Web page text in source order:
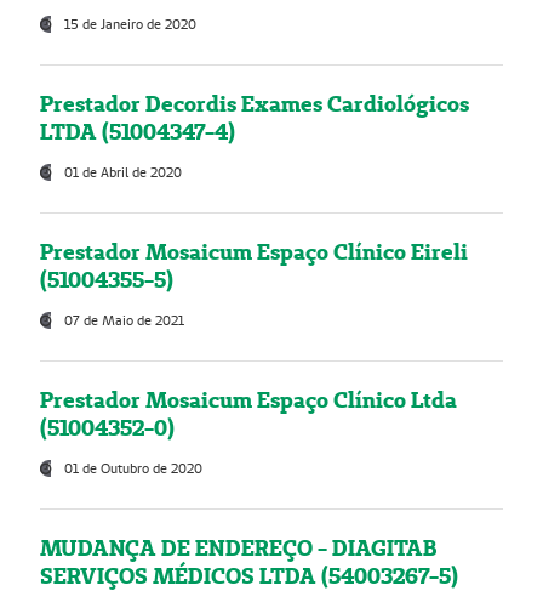
15 de Janeiro de 2020
Prestador Decordis Exames Cardiológicos
LTDA (51004347-4)
01 de Abril de 2020
Prestador Mosaicum Espaço Clínico Eireli
(51004355-5)
07 de Maio de 2021
Prestador Mosaicum Espaço Clínico Ltda
(51004352-0)
01 de Outubro de 2020
MUDANÇA DE ENDEREÇO - DIAGITAB
SERVIÇOS MÉDICOS LTDA (54003267-5)